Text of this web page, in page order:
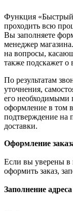
Функция «Быстрый
проходить всю
Вы заполняете
менеджер
на вопросы,
также подскажет о
По результатам
уточнения,
его необходимыми
оформление в том
подтверждение на
доставки.
Оформление
Если вы уверены в
оформить заказ,
Заполнение адреса